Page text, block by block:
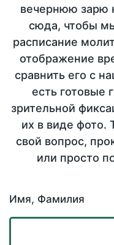
вечернюю зарю
сюда, чтобы
расписание
отображение
сравнить его с
есть готовые
зрительной
их в виде фото.
свой вопрос,
или просто
Имя, Фамилия